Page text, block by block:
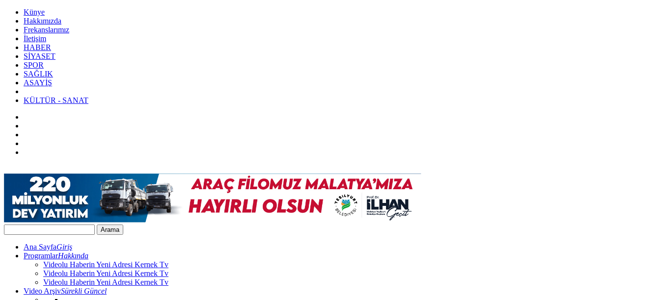
Künye
Hakkımızda
Frekanslarımız
İletişim
HABER
SİYASET
SPOR
SAĞLIK
ASAYİŞ
KÜLTÜR - SANAT
Ana SayfaGiriş
ProgramlarHakkında
Videolu Haberin Yeni Adresi Kernek Tv
Videolu Haberin Yeni Adresi Kernek Tv
Videolu Haberin Yeni Adresi Kernek Tv
Video ArşivSürekli Güncel